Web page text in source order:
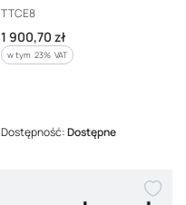
Kod producenta
TTCE8
Cena brutto
1 900,70 zł
w tym %s VAT
w tym 23% VAT
Dostępność:Dostępne